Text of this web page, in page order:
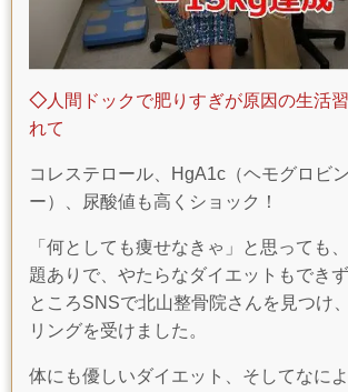
◇人間ドックで肥りすぎが原因の生活
れて
コレステロール、HgA1c（ヘモグロビ
ー）、尿酸値も高くショック！
「何としても痩せなきゃ」と思っても
題ありで、やたらなダイエットもでき
ところSNSで北山整骨院さんを見つけ
リングを受けました。
体にも優しいダイエット、そしてなに